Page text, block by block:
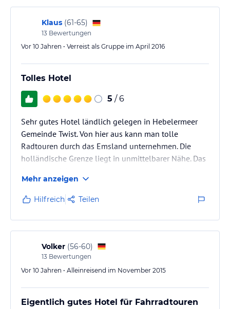
Klaus (61-65)
13 Bewertungen
Vor 10 Jahren • Verreist als Gruppe im April 2016
Tolles Hotel
5 / 6
Sehr gutes Hotel ländlich gelegen in Hebelermeer
Gemeinde Twist. Von hier aus kann man tolle
Radtouren durch das Emsland unternehmen. Die
holländische Grenze liegt in unmittelbarer Nähe. Das
Die Zimmer sind sehr sauber. Ein kostenloses Wlan
steht ebenfalls zur Verfügung. Das Personal ist sehr
freundlich und zuvorkommend.
Mehr anzeigen
Hilfreich Teilen
Volker (56-60)
13 Bewertungen
Vor 10 Jahren • Alleinreisend im November 2015
Eigentlich gutes Hotel für Fahrradtouren